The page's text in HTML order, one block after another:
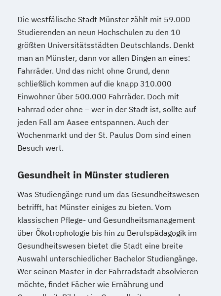
Die westfälische Stadt Münster zählt mit 59.000
Studierenden an neun Hochschulen zu den 10
größten Universitätsstädten Deutschlands. Denkt
man an Münster, dann vor allen Dingen an eines:
Fahrräder. Und das nicht ohne Grund, denn
schließlich kommen auf die knapp 310.000
Einwohner über 500.000 Fahrräder. Doch mit
Fahrrad oder ohne – wer in der Stadt ist, sollte auf
jeden Fall am Aasee entspannen. Auch der
Wochenmarkt und der St. Paulus Dom sind einen
Besuch wert.
Gesundheit in Münster studieren
Was Studiengänge rund um das Gesundheitswesen
betrifft, hat Münster einiges zu bieten. Vom
klassischen Pflege- und Gesundheitsmanagement
über Ökotrophologie bis hin zu Berufspädagogik im
Gesundheitswesen bietet die Stadt eine breite
Auswahl unterschiedlicher Bachelor Studiengänge.
Wer seinen Master in der Fahrradstadt absolvieren
möchte, findet Fächer wie Ernährung und